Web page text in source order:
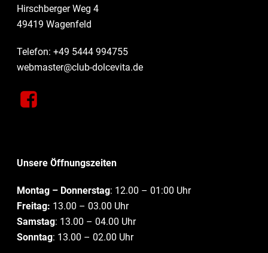
Hirschberger Weg 4
49419 Wagenfeld
Telefon: +49 5444 994755
webmaster@club-dolcevita.de
Unsere Öffnungszeiten
Montag – Donnerstag: 12.00 – 01:00 Uhr
Freitag: 13.00 – 03.00 Uhr
Samstag: 13.00 – 04.00 Uhr
Sonntag: 13.00 – 02.00 Uhr